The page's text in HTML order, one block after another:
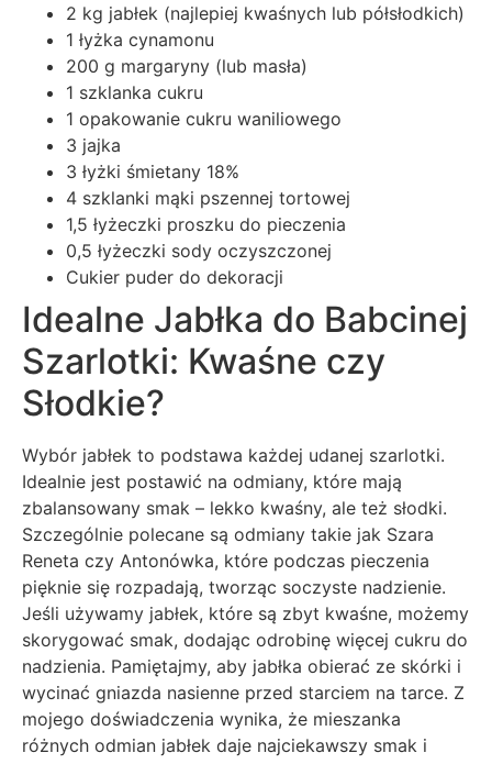
2 kg jabłek (najlepiej kwaśnych lub półsłodkich)
1 łyżka cynamonu
200 g margaryny (lub masła)
1 szklanka cukru
1 opakowanie cukru waniliowego
3 jajka
3 łyżki śmietany 18%
4 szklanki mąki pszennej tortowej
1,5 łyżeczki proszku do pieczenia
0,5 łyżeczki sody oczyszczonej
Cukier puder do dekoracji
Idealne Jabłka do Babcinej
Szarlotki: Kwaśne czy
Słodkie?
Wybór jabłek to podstawa każdej udanej szarlotki.
Idealnie jest postawić na odmiany, które mają
zbalansowany smak – lekko kwaśny, ale też słodki.
Szczególnie polecane są odmiany takie jak Szara
Reneta czy Antonówka, które podczas pieczenia
pięknie się rozpadają, tworząc soczyste nadzienie.
Jeśli używamy jabłek, które są zbyt kwaśne, możemy
skorygować smak, dodając odrobinę więcej cukru do
nadzienia. Pamiętajmy, aby jabłka obierać ze skórki i
wycinać gniazda nasienne przed starciem na tarce. Z
mojego doświadczenia wynika, że mieszanka
różnych odmian jabłek daje najciekawszy smak i